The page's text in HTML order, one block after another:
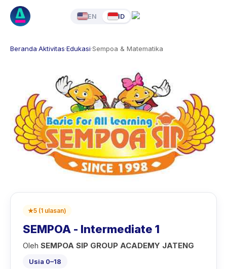
EN ID
Beranda·Aktivitas·Edukasi·Sempoa & Matematika
★5 (1 ulasan)
SEMPOA - Intermediate 1
Oleh SEMPOA SIP GROUP ACADEMY JATENG
Usia 0–18